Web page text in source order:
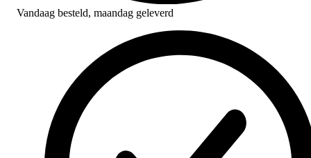
Vandaag besteld, maandag geleverd